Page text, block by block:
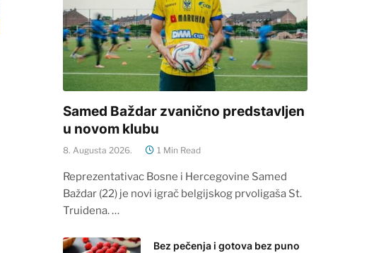
Samed Baždar zvanično predstavljen
u novom klubu
8. Augusta 2026. 1 Min Read
Reprezentativac Bosne i Hercegovine Samed
Baždar (22) je novi igrač belgijskog prvoligaša St.
Truidena. …
Bez pečenja i gotova bez puno